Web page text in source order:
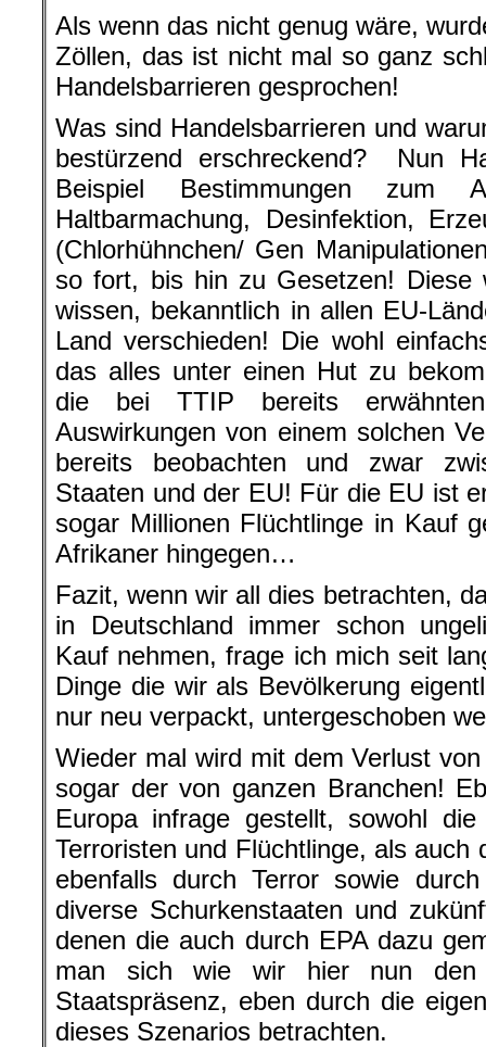
Als wenn das nicht genug wäre,
Zöllen, das ist nicht mal so ganz
Handelsbarrieren gesprochen!
Was sind Handelsbarrieren und
bestürzend erschreckend? Nun
Beispiel Bestimmungen zum
Haltbarmachung, Desinfektion,
(Chlorhühnchen/ Gen
so fort, bis hin zu Gesetzen! Diese
wissen, bekanntlich in allen EU-
Land verschieden! Die wohl
das alles unter einen Hut zu
die bei TTIP bereits
Auswirkungen von einem solchen
bereits beobachten und zwar
Staaten und der EU! Für die EU ist
sogar Millionen Flüchtlinge in Kauf
Afrikaner hingegen…
Fazit, wenn wir all dies betrachten,
in Deutschland immer schon
Kauf nehmen, frage ich mich seit
Dinge die wir als Bevölkerung
nur neu verpackt, untergeschoben
Wieder mal wird mit dem Verlust
sogar der von ganzen Branchen!
Europa infrage gestellt, sowohl
Terroristen und Flüchtlinge, als auch
ebenfalls durch Terror sowie
diverse Schurkenstaaten und
denen die auch durch EPA dazu
man sich wie wir hier nun den
Staatspräsenz, eben durch die
dieses Szenarios betrachten.